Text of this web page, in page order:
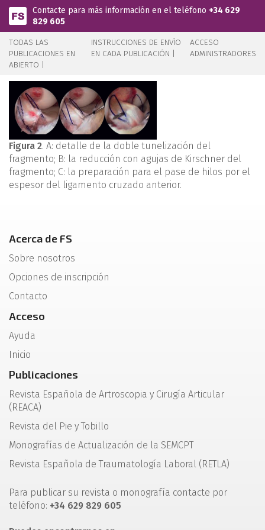
Pasar al contenido principal
Contacte para más información en el teléfono +34 629
829 605
TODAS LAS
PUBLICACIONES EN
ABIERTO |
INSTRUCCIONES DE ENVÍO
EN CADA PUBLICACIÓN |
ACCESO
ADMINISTRADORES
Figura 2. A: detalle de la doble tunelización del
fragmento; B: la reducción con agujas de Kirschner del
fragmento; C: la preparación para el pase de hilos por el
espesor del ligamento cruzado anterior.
Acerca de FS
Sobre nosotros
Opciones de inscripción
Contacto
Acceso
Ayuda
Inicio
Publicaciones
Revista Española de Artroscopia y Cirugía Articular
(REACA)
Revista del Pie y Tobillo
Monografías de Actualización de la SEMCPT
Revista Española de Traumatología Laboral (RETLA)
Para publicar su revista o monografía contacte por
teléfono: +34 629 829 605